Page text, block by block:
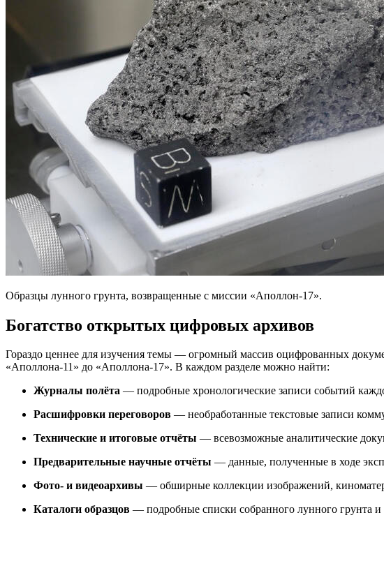
Образцы лунного грунта, возвращенные с миссии «Аполлон-17».
Богатство открытых цифровых архивов
Гораздо ценнее для изучения темы — огромный массив оцифрованных
«Аполлона-11» до «Аполлона-17». В каждом разделе можно найти:
Журналы полёта — подробные хронологические записи событий
Расшифровки переговоров — необработанные текстовые записи
Технические и итоговые отчёты — всевозможные аналитические
Предварительные научные отчёты — данные, полученные в ходе
Фото- и видеоархивы — обширные коллекции изображений,
Каталоги образцов — подробные списки собранного лунного грунта и